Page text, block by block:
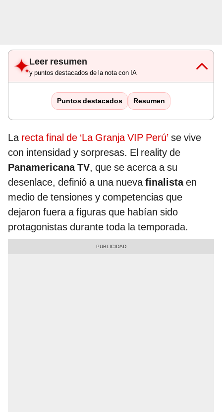
Leer resumen
y puntos destacados de la nota con IA
Puntos destacados Resumen
La recta final de ‘La Granja VIP Perú’ se vive
con intensidad y sorpresas. El reality de
Panamericana TV, que se acerca a su
desenlace, definió a una nuevafinalistaen
medio de tensiones y competencias que
dejaron fuera a figuras que habían sido
protagonistas durante toda la temporada.